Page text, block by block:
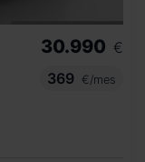
30.990 €
369
€/mes